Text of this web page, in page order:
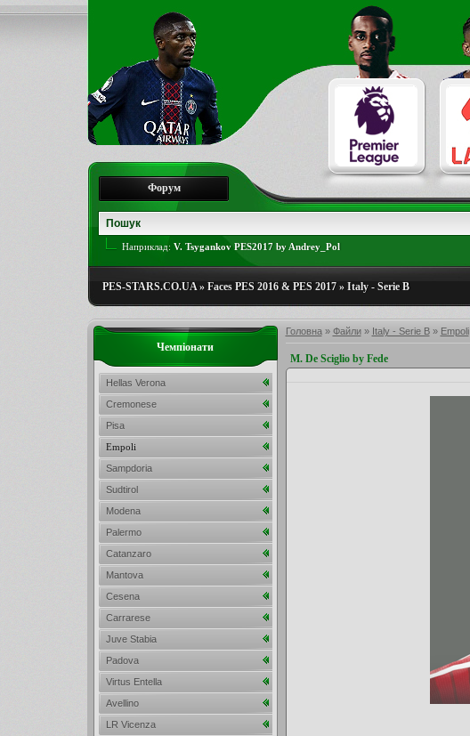
Форум
Наприклад: V. Tsygankov PES2017 by Andrey_Pol
PES-STARS.CO.UA» Faces PES 2016 & PES 2017» Italy - Serie B
Головна» Файли» Italy - Serie B» Empoli
M. De Sciglio by Fede
Чемпіонати
Hellas Verona
Cremonese
Pisa
Empoli
Sampdoria
Sudtirol
Modena
Palermo
Catanzaro
Mantova
Cesena
Carrarese
Juve Stabia
Padova
Virtus Entella
Avellino
LR Vicenza